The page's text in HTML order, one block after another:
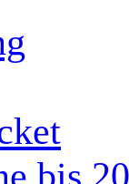
bis